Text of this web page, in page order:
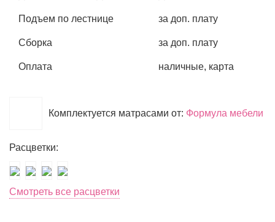
Подъем по лестнице за доп. плату
Сборка за доп. плату
Оплата наличные, карта
Комплектуется матрасами от: Формула мебели
Расцветки:
Смотреть все расцветки